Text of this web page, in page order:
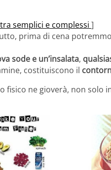
semplici e complessi ]
prima di cena
sode e un’insalata,
costituiscono il
fisico ne gioverà, non solo